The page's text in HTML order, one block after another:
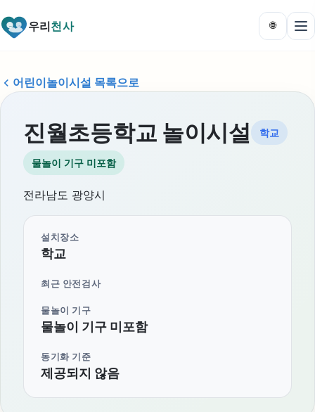
우리천사 🌐
어린이놀이시설 목록으로
진월초등학교 놀이시설 학교
물놀이 기구 미포함
전라남도 광양시
설치장소
학교
최근 안전검사
물놀이 기구
물놀이 기구 미포함
동기화 기준
제공되지 않음